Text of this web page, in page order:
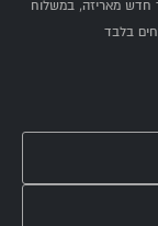
חדש מאריזה, במשלוח
בלבד